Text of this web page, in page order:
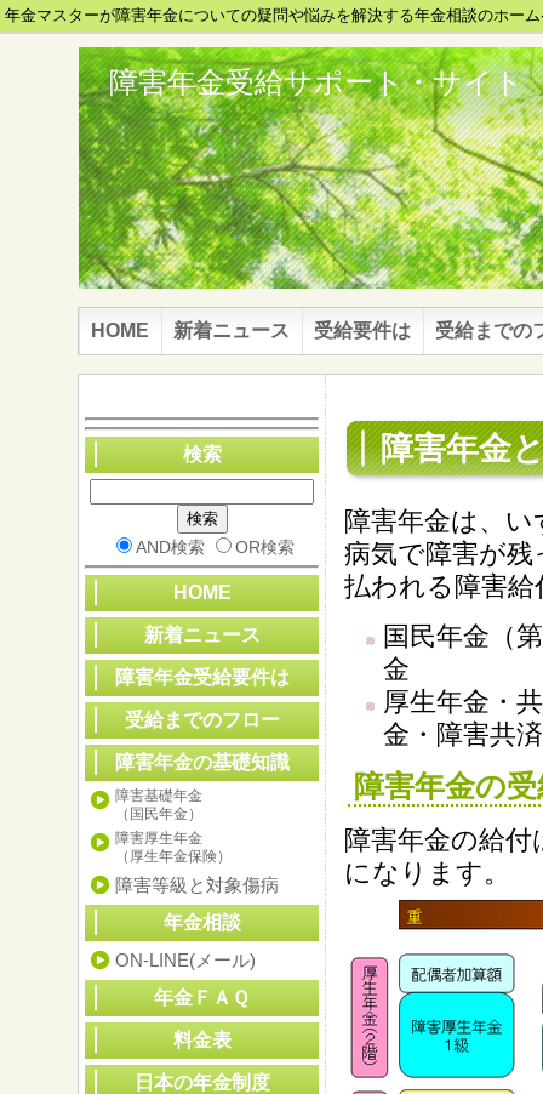
年金マスターが障害年金についての疑問や悩みを解決する年金相談のホー
障害年金受給サポート・サイト
HOME 新着ニュース 受給要件は 受給までの
障害年金
障害年金は、い
病気で障害が
払われる障害給
国民年金（
金
厚生年金・
金・障害共
障害年金の
障害年金の給付
になります。
検索
AND検索 OR検索
HOME
新着ニュース
障害年金受給要件は
受給までのフロー
障害年金の基礎知識
障害基礎年金
（国民年金）
障害厚生年金
（厚生年金保険）
障害等級と対象傷病
年金相談
ON-LINE(メール)
年金ＦＡＱ
料金表
日本の年金制度